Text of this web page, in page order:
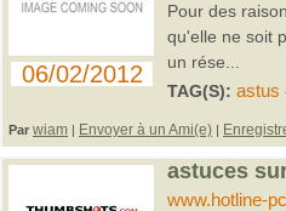
06/02/2012
Pour des
qu'elle ne soit
un rése...
TAG(S): astus
Par wiam | Envoyer à un Ami(e) |
astuces
www.hotline-